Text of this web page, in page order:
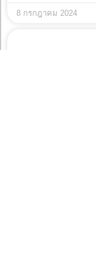
8 กรกฎาคม 2024